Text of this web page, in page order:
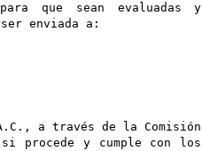
que sean evaluadas y
enviada a:
a través de la Comisión
procede y cumple con los